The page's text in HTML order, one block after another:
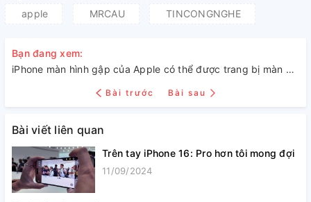
apple
MRCAU TINCONGNGHE
Bạn đang xem:
iPhone màn hình gập của Apple có thể được trang bị màn hình tự phục hồi bảo vệ
Bài trước Bài sau
Bài viết liên quan
Trên tay iPhone 16: Pro hơn tôi mong đợi
11/09/2024